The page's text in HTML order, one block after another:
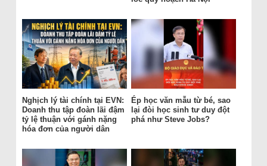
Nghịch lý tài chính tại EVN:
Doanh thu tập đoàn lãi đậm
tỷ lệ thuận với gánh nặng
hóa đơn của người dân
Ép học văn mẫu từ bé, sao
lại đòi học sinh tư duy đột
phá như Steve Jobs?